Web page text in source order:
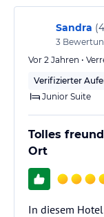
Sandra (
3
Vor 2 Jahren •
Verifizierter
Junior Suite
Tolles
Ort
In diesem